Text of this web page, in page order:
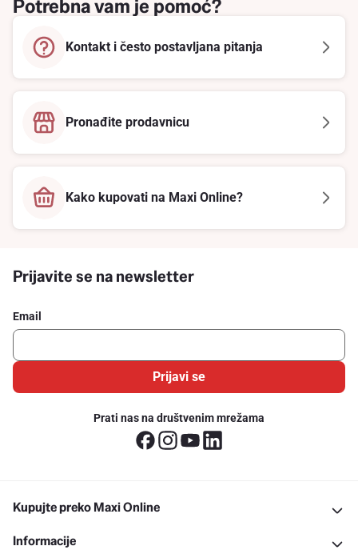
Potrebna vam je pomoć?
Kontakt i često postavljana pitanja
Pronađite prodavnicu
Kako kupovati na Maxi Online?
Prijavite se na newsletter
Email
Prijavi se
Prati nas na društvenim mrežama
Kupujte preko Maxi Online
Informacije